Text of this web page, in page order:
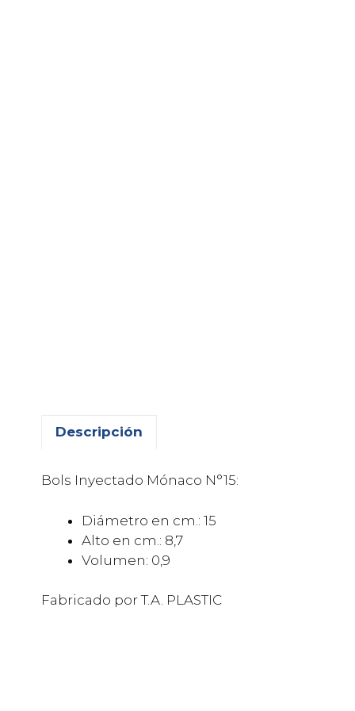
Descripción
Bols Inyectado Mónaco N°15:
Diámetro en cm.: 15
Alto en cm.: 8,7
Volumen: 0,9
Fabricado por T.A. PLASTIC